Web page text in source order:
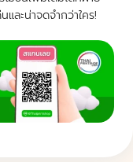
ละน่าจดจำกว่าใคร!